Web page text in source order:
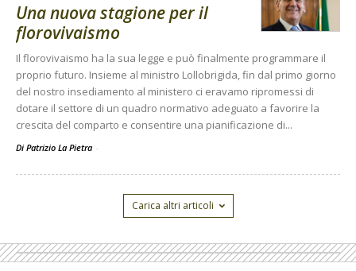
Una nuova stagione per il
florovivaismo
Il florovivaismo ha la sua legge e può finalmente programmare il
proprio futuro. Insieme al ministro Lollobrigida, fin dal primo giorno
del nostro insediamento al ministero ci eravamo ripromessi di
dotare il settore di un quadro normativo adeguato a favorire la
crescita del comparto e consentire una pianificazione di...
Di Patrizio La Pietra -
Carica altri articoli